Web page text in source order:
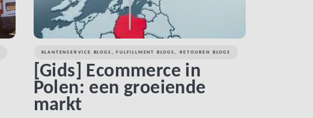
KLANTENSERVICE BLOGS ,FULFILLMENT BLOGS RETOUREN BLOGS
[Gids] Ecommerce in
Polen: een groeiende
markt